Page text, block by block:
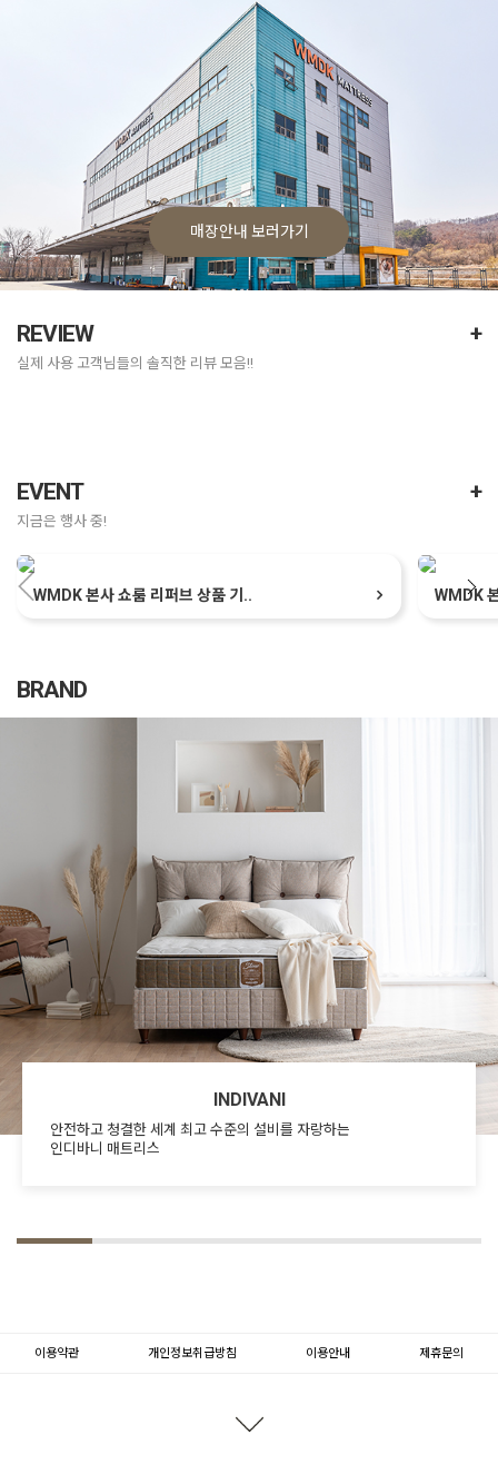
매장안내 보러가기
REVIEW
실제 사용 고객님들의 솔직한 리뷰 모음!!
+
EVENT
지금은 행사 중!
+
WMDK 본사 쇼룸 리퍼브 상품 기.. WMDK
BRAND
INDIVANI
안전하고 청결한 세계 최고 수준의 설비를 자랑하는
인디바니 매트리스
이용약관 개인정보취급방침 이용안내 제휴문의